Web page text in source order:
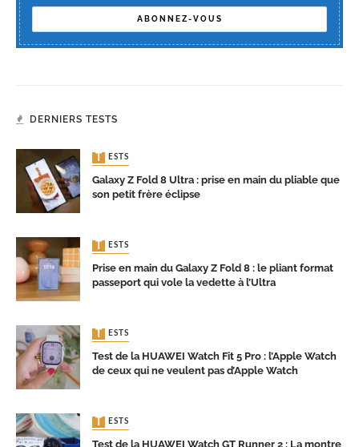
DERNIERS TESTS
TESTS
Galaxy Z Fold 8 Ultra : prise en main du pliable que
son petit frère éclipse
TESTS
Prise en main du Galaxy Z Fold 8 : le pliant format
passeport qui vole la vedette à l’Ultra
TESTS
Test de la HUAWEI Watch Fit 5 Pro : l’Apple Watch
de ceux qui ne veulent pas d’Apple Watch
TESTS
Test de la HUAWEI Watch GT Runner 2 : La montre